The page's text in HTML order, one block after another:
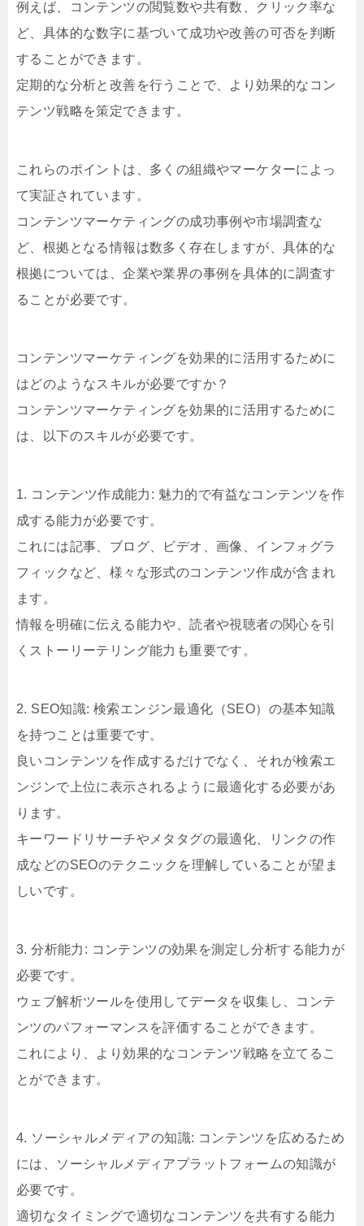
例えば、コンテンツの閲覧数や共有数、クリック率な
ど、具体的な数字に基づいて成功や改善の可否を判断
することができます。
定期的な分析と改善を行うことで、より効果的なコン
テンツ戦略を策定できます。
これらのポイントは、多くの組織やマーケターによっ
て実証されています。
コンテンツマーケティングの成功事例や市場調査な
ど、根拠となる情報は数多く存在しますが、具体的な
根拠については、企業や業界の事例を具体的に調査す
ることが必要です。
コンテンツマーケティングを効果的に活用するために
はどのようなスキルが必要ですか？
コンテンツマーケティングを効果的に活用するために
は、以下のスキルが必要です。
1. コンテンツ作成能力: 魅力的で有益なコンテンツを作
成する能力が必要です。
これには記事、ブログ、ビデオ、画像、インフォグラ
フィックなど、様々な形式のコンテンツ作成が含まれ
ます。
情報を明確に伝える能力や、読者や視聴者の関心を引
くストーリーテリング能力も重要です。
2. SEO知識: 検索エンジン最適化（SEO）の基本知識
を持つことは重要です。
良いコンテンツを作成するだけでなく、それが検索エ
ンジンで上位に表示されるように最適化する必要があ
ります。
キーワードリサーチやメタタグの最適化、リンクの作
成などのSEOのテクニックを理解していることが望ま
しいです。
3. 分析能力: コンテンツの効果を測定し分析する能力が
必要です。
ウェブ解析ツールを使用してデータを収集し、コンテ
ンツのパフォーマンスを評価することができます。
これにより、より効果的なコンテンツ戦略を立てるこ
とができます。
4. ソーシャルメディアの知識: コンテンツを広めるため
には、ソーシャルメディアプラットフォームの知識が
必要です。
適切なタイミングで適切なコンテンツを共有する能力